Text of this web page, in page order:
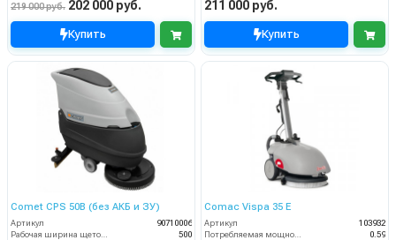
219 000 руб. 202 000 руб.
Купить
211 000 руб.
Купить
Comet CPS 50B (без АКБ и ЗУ)
Артикул
90710006
500
Comac Vispa 35 Е
Артикул
103932
0.59